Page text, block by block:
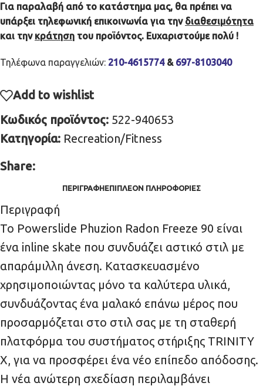
Για παραλαβή από το κατάστημα μας, θα πρέπει να
υπάρξει τηλεφωνική επικοινωνία για την διαθεσιμότητα
και την κράτηση του προϊόντος. Ευχαριστούμε πολύ !
Τηλέφωνα παραγγελιών: 210-4615774& 697-8103040
Add to wishlist
Κωδικός προϊόντος: 522-940653
Κατηγορία: Recreation/Fitness
Share:
ΠΕΡΙΓΡΑΦΉΕΠΙΠΛΈΟΝ ΠΛΗΡΟΦΟΡΊΕΣ
Περιγραφή
Το Powerslide Phuzion Radon Freeze 90 είναι
ένα inline skate που συνδυάζει αστικό στιλ με
απαράμιλλη άνεση. Κατασκευασμένο
χρησιμοποιώντας μόνο τα καλύτερα υλικά,
συνδυάζοντας ένα μαλακό επάνω μέρος που
προσαρμόζεται στο στιλ σας με τη σταθερή
πλατφόρμα του συστήματος στήριξης TRINITY
X, για να προσφέρει ένα νέο επίπεδο απόδοσης.
Η νέα ανώτερη σχεδίαση περιλαμβάνει